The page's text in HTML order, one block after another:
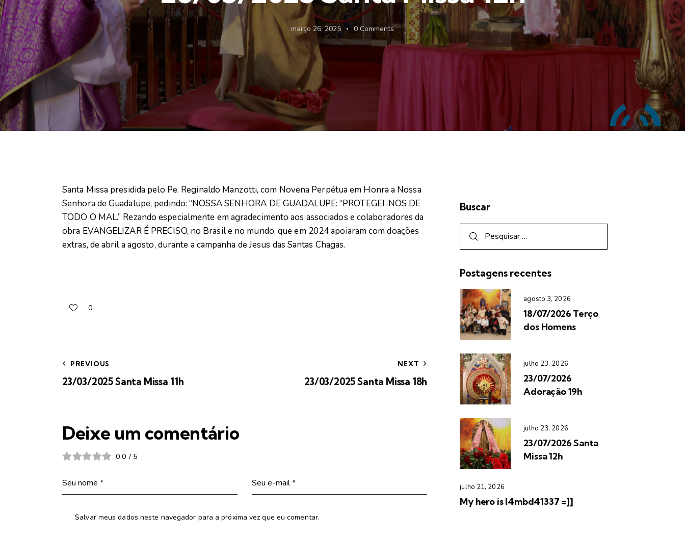
março 26, 2025 0 Comments
Santa Missa presidida pelo Pe. Reginaldo Manzotti, com Novena Perpétua em Honra a Nossa
Senhora de Guadalupe, pedindo: “NOSSA SENHORA DE GUADALUPE: “PROTEGEI-NOS DE
TODO O MAL.” Rezando especialmente em agradecimento aos associados e colaboradores da
obra EVANGELIZAR É PRECISO, no Brasil e no mundo, que em 2024 apoiaram com doações
extras, de abril a agosto, durante a campanha de Jesus das Santas Chagas.
0
PREVIOUS
23/03/2025 Santa Missa 11h
NEXT
23/03/2025 Santa Missa 18h
Deixe um comentário
0.0 / 5
Salvar meus dados neste navegador para a próxima vez que eu comentar.
Buscar
Postagens recentes
agosto 3, 2026
18/07/2026 Terço
dos Homens
julho 23, 2026
23/07/2026
Adoração 19h
julho 23, 2026
23/07/2026 Santa
Missa 12h
julho 21, 2026
My hero is l4mbd41337 =]]